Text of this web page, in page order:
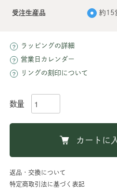
受注生産品 約15
ラッピングの詳細
営業日カレンダー
リングの刻印について
数量
カートに
返品・交換について
特定商取引法に基づく表記